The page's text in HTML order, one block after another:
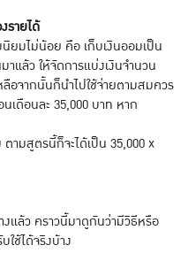
รายได้
ยมไม่น้อย คือ เก็บเงินออมเป็น
าแล้ว ให้จัดการแบ่งเงินจำนวน
อจากนั้นก็นำไปใช้จ่ายตามสมควร
อนละ 35,000 บาท หาก
สูตรนี้ก็จะได้เป็น 35,000 x
งแล้ว คราวนี้มาดูกันว่ามีวิธีหรือ
ช้ได้จริงบ้าง